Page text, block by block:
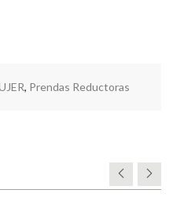
, Prendas Reductoras